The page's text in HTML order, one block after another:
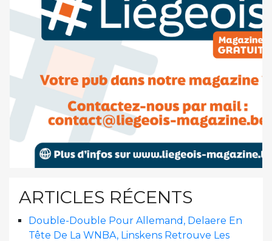
ARTICLES RÉCENTS
Double-Double Pour Allemand, Delaere En
Tête De La WNBA, Linskens Retrouve Les